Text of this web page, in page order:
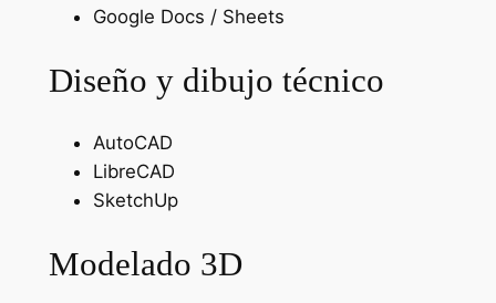
Google Docs / Sheets
Diseño y dibujo técnico
AutoCAD
LibreCAD
SketchUp
Modelado 3D